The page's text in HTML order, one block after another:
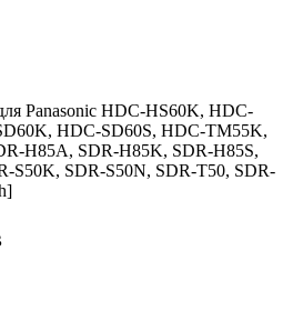
Panasonic HDC-HS60K, HDC-
HDC-SD60S, HDC-TM55K,
H85A, SDR-H85K, SDR-H85S,
S50K, SDR-S50N, SDR-T50, SDR-